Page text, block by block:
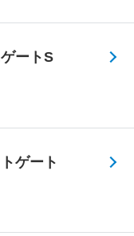
ートS
ゲート